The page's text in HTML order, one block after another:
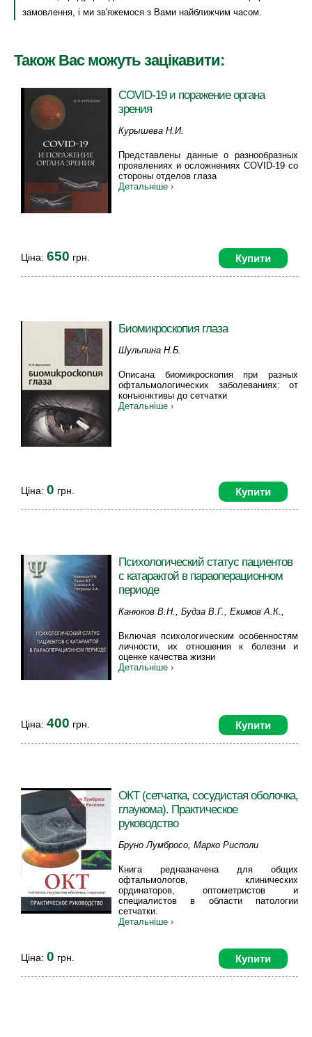
замовлення, і ми зв'яжемося з Вами найближчим часом.
Також Вас можуть зацікавити:
COVID-19 и поражение органа
зрения
Курышева Н.И.
Представлены данные о разнообразных
проявлениях и осложнениях COVID-19 со
стороны отделов глаза
Детальніше ›
Купити
Ціна: 650 грн.
Биомикроскопия глаза
Шульпина Н.Б.
Описана биомикроскопия при разных
офтальмологических заболеваниях: от
конъюнктивы до сетчатки
Детальніше ›
Купити
Ціна: 0 грн.
Психологический статус пациентов
с катарактой в параоперационном
периоде
Канюков В.Н., Будза В.Г., Екимов А.К.,
Включая психологическим особенностям
личности, их отношения к болезни и
оценке качества жизни
Детальніше ›
Купити
Ціна: 400 грн.
ОКТ (сетчатка, сосудистая оболочка,
глаукома). Практическое
руководство
Бруно Лумбросо, Марко Рисполи
Книга редназначена для общих
офтальмологов, клинических
ординаторов, оптометристов и
специалистов в области патологии
сетчатки.
Детальніше ›
Купити
Ціна: 0 грн.